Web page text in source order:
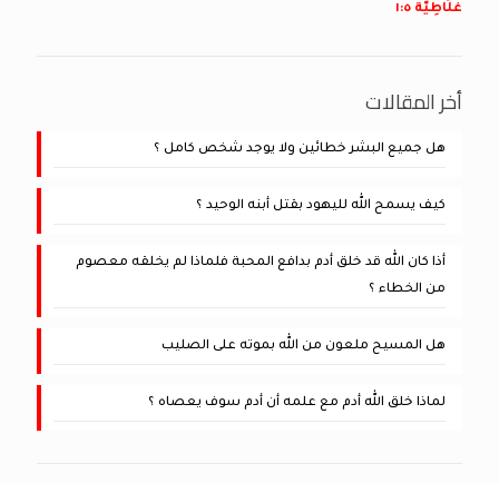
غَلَاطِيَّةَ ٥:‏١
أخر المقالات
هل جميع البشر خطائين ولا يوجد شخص كامل ؟
كيف يسمح الله لليهود بقتل أبنه الوحيد ؟
أذا كان الله قد خلق أدم بدافع المحبة فلماذا لم يخلقه معصوم
من الخطاء ؟
هل المسيح ملعون من الله بموته على الصليب
لماذا خلق الله أدم مع علمه أن أدم سوف يعصاه ؟